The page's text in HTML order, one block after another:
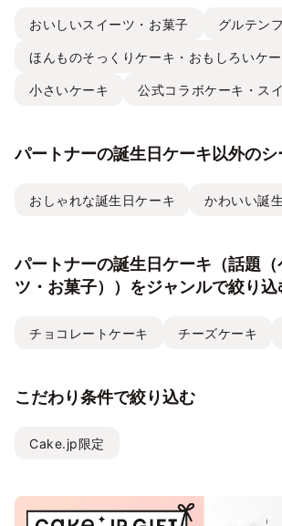
おいしいスイーツ・お菓子 グルテン
ほんものそっくりケーキ・おもしろいケ
小さいケーキ 公式コラボケーキ・ス
パートナーの誕生日ケーキ以外の
おしゃれな誕生日ケーキ かわいい誕
パートナーの誕生日ケーキ（話題
ツ・お菓子））をジャンルで絞り込
チョコレートケーキ チーズケーキ
こだわり条件で絞り込む
Cake.jp限定